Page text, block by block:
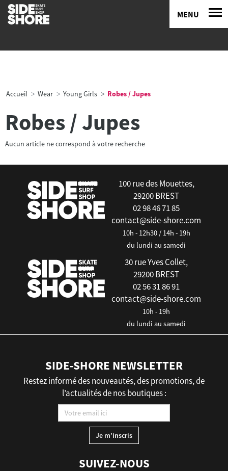
MENU
Accueil Wear Young Girls Robes / Jupes
Robes / Jupes
Aucun article ne correspond à votre recherche
100 rue des Mouettes,
29200 BREST
02 98 46 71 85
contact@side-shore.com
10h - 12h30 / 14h - 19h
du lundi au samedi
30 rue Yves Collet,
29200 BREST
02 56 31 86 91
contact@side-shore.com
10h - 19h
du lundi au samedi
SIDE-SHORE NEWSLETTER
Restez informé des nouveautés, des promotions, de
l’actualités de nos boutiques :
SUIVEZ-NOUS